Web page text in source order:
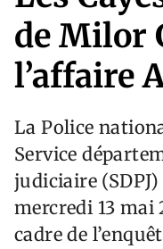
de Milor
l’affaire
La Police
Service
judiciaire (SDPJ)
mercredi 13 mai
cadre de